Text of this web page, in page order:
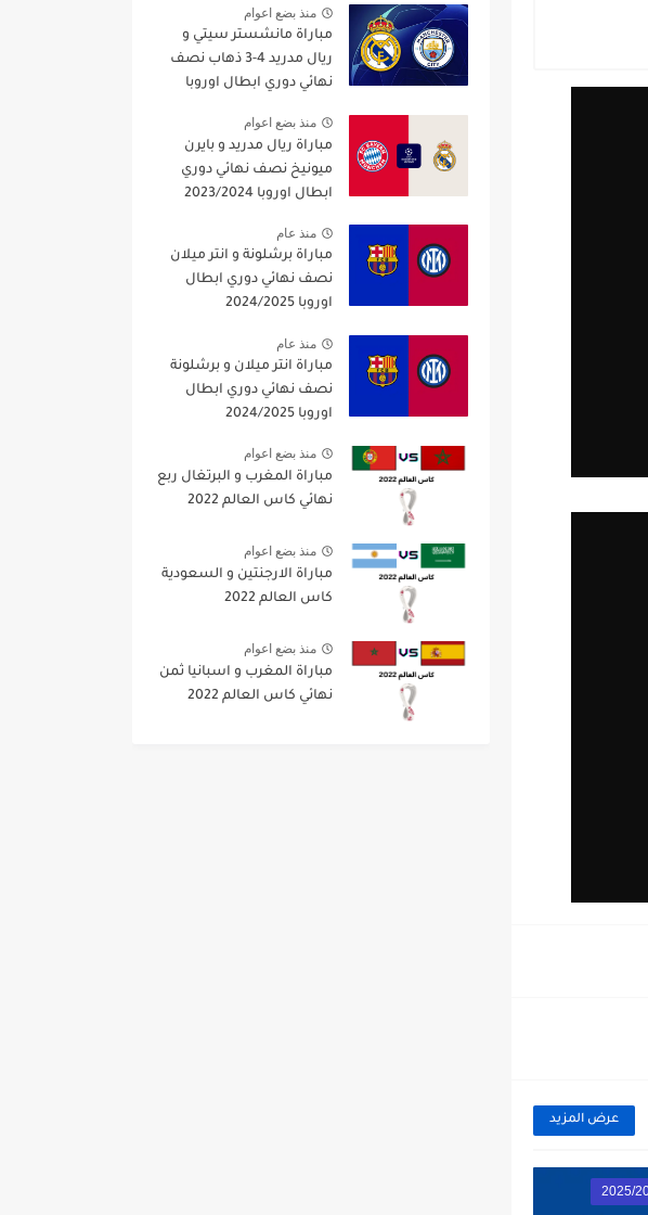
عرض المزيد
منذ بضع اعوام
مباراة مانشستر سيتي و
ريال مدريد 4-3 ذهاب نصف
نهائي دوري ابطال اوروبا
منذ بضع اعوام
مباراة ريال مدريد و بايرن
ميونيخ نصف نهائي دوري
ابطال اوروبا 2023/2024
منذ عام
مباراة برشلونة و انتر ميلان
نصف نهائي دوري ابطال
اوروبا 2024/2025
منذ عام
مباراة انتر ميلان و برشلونة
نصف نهائي دوري ابطال
اوروبا 2024/2025
منذ بضع اعوام
مباراة المغرب و البرتغال ربع
نهائي كاس العالم 2022
منذ بضع اعوام
مباراة الارجنتين و السعودية
كاس العالم 2022
منذ بضع اعوام
مباراة المغرب و اسبانيا ثمن
نهائي كاس العالم 2022